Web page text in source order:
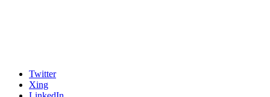
Twitter
Xing